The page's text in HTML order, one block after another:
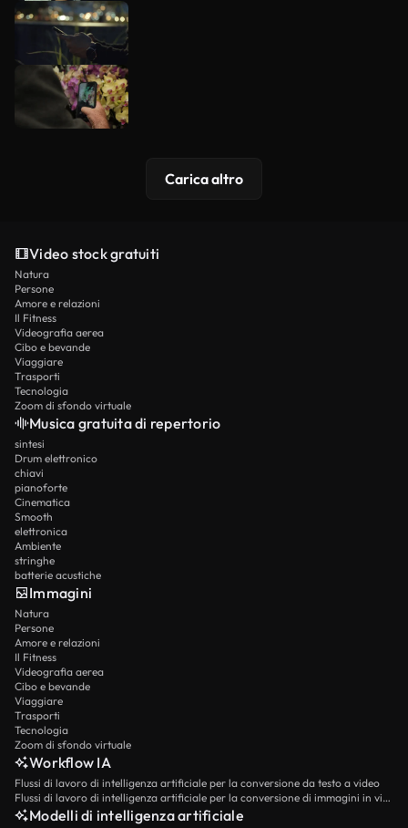
Carica altro
Video stock gratuiti
Natura
Persone
Amore e relazioni
Il Fitness
Videografia aerea
Cibo e bevande
Viaggiare
Trasporti
Tecnologia
Zoom di sfondo virtuale
Musica gratuita di repertorio
sintesi
Drum elettronico
chiavi
pianoforte
Cinematica
Smooth
elettronica
Ambiente
stringhe
batterie acustiche
Immagini
Natura
Persone
Amore e relazioni
Il Fitness
Videografia aerea
Cibo e bevande
Viaggiare
Trasporti
Tecnologia
Zoom di sfondo virtuale
Workflow IA
Flussi di lavoro di intelligenza artificiale per la conversione da testo a video
Flussi di lavoro di intelligenza artificiale per la conversione di immagini in video
Modelli di intelligenza artificiale